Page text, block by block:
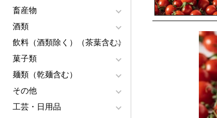
畜産物
酒類
飲料（酒類除く）（茶葉含む）
菓子類
麺類（乾麺含む）
その他
工芸・日用品